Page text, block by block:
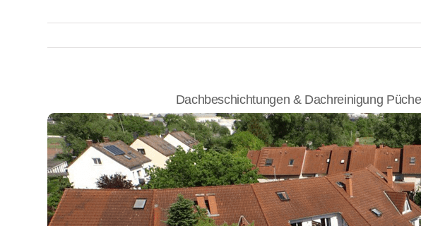
Dachbeschichtungen & Dachreinigung